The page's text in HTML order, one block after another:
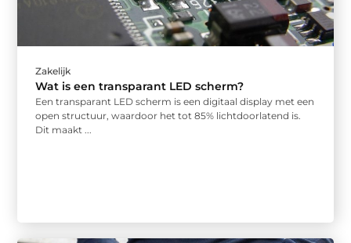
Zakelijk
Wat is een transparant LED scherm?
Een transparant LED scherm is een digitaal display met een
open structuur, waardoor het tot 85% lichtdoorlatend is.
Dit maakt ...